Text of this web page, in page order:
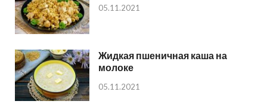
05.11.2021
Жидкая пшеничная каша на
молоке
05.11.2021